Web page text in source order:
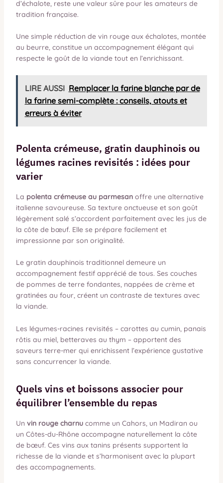
d’échalote, reste une valeur sûre pour les amateurs de
tradition française.
Une simple réduction de vin rouge aux échalotes, montée
au beurre, constitue un accompagnement élégant qui
respecte le goût de la viande tout en l’enrichissant.
LIRE AUSSI Remplacer la farine blanche par de
la farine semi-complète : conseils, atouts et
erreurs à éviter
Polenta crémeuse, gratin dauphinois ou
légumes racines revisités : idées pour
varier
La polenta crémeuse au parmesanoffre une alternative
italienne savoureuse. Sa texture onctueuse et son goût
légèrement salé s’accordent parfaitement avec les jus de
la côte de bœuf. Elle se prépare facilement et
impressionne par son originalité.
Le gratin dauphinois traditionnel demeure un
accompagnement festif apprécié de tous. Ses couches
de pommes de terre fondantes, nappées de crème et
gratinées au four, créent un contraste de textures avec
la viande.
Les légumes-racines revisités – carottes au cumin, panais
rôtis au miel, betteraves au thym – apportent des
saveurs terre-mer qui enrichissent l’expérience gustative
sans concurrencer la viande.
Quels vins et boissons associer pour
équilibrer l’ensemble du repas
Un vin rouge charnucomme un Cahors, un Madiran ou
un Côtes-du-Rhône accompagne naturellement la côte
de bœuf. Ces vins aux tanins présents supportent la
richesse de la viande et s’harmonisent avec la plupart
des accompagnements.